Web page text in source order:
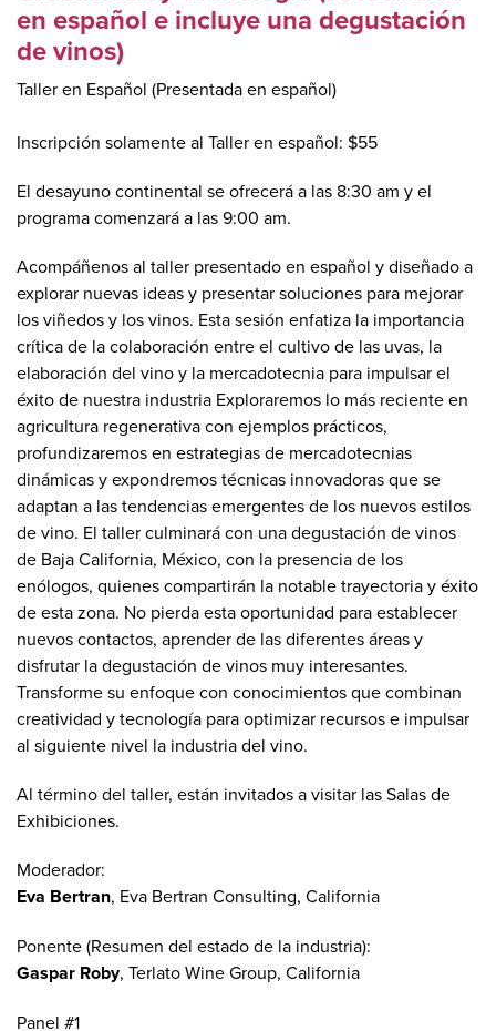
en español e incluye una degustación
de vinos)
Taller en Español (Presentada en español)
Inscripción solamente al Taller en español: $55
El desayuno continental se ofrecerá a las 8:30 am y el
programa comenzará a las 9:00 am.
Acompáñenos al taller presentado en español y diseñado a
explorar nuevas ideas y presentar soluciones para mejorar
los viñedos y los vinos. Esta sesión enfatiza la importancia
crítica de la colaboración entre el cultivo de las uvas, la
elaboración del vino y la mercadotecnia para impulsar el
éxito de nuestra industria Exploraremos lo más reciente en
agricultura regenerativa con ejemplos prácticos,
profundizaremos en estrategias de mercadotecnias
dinámicas y expondremos técnicas innovadoras que se
adaptan a las tendencias emergentes de los nuevos estilos
de vino. El taller culminará con una degustación de vinos
de Baja California, México, con la presencia de los
enólogos, quienes compartirán la notable trayectoria y éxito
de esta zona. No pierda esta oportunidad para establecer
nuevos contactos, aprender de las diferentes áreas y
disfrutar la degustación de vinos muy interesantes.
Transforme su enfoque con conocimientos que combinan
creatividad y tecnología para optimizar recursos e impulsar
al siguiente nivel la industria del vino.
Al término del taller, están invitados a visitar las Salas de
Exhibiciones.
Moderador:
Eva Bertran, Eva Bertran Consulting, California
Ponente (Resumen del estado de la industria):
Gaspar Roby, Terlato Wine Group, California
Panel #1